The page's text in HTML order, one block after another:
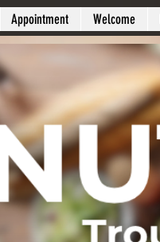
Appointment Welcome